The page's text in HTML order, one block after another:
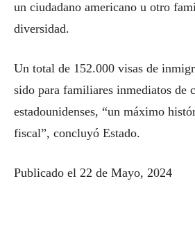
un ciudadano americano u otro
diversidad.
Un total de 152.000 visas de
sido para familiares inmediatos de
estadounidenses, “un máximo
fiscal”, concluyó Estado.
Publicado el 22 de Mayo, 2024